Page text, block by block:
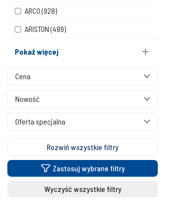
ARCO(928)
ARISTON(489)
Pokaż więcej
Cena
Nowość
Oferta specjalna
Rozwiń wszystkie filtry
Zastosuj wybrane filtry
Wyczyść wszystkie filtry